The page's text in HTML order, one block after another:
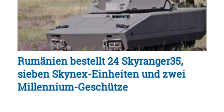
Rumänien bestellt 24 Skyranger35,
sieben Skynex-Einheiten und zwei
Millennium-Geschütze